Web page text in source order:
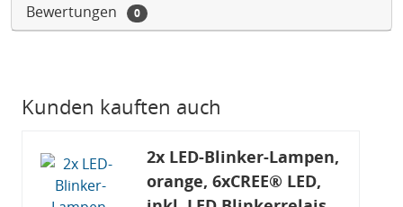
Bewertungen 0
Kunden kauften auch
2x LED-Blinker-Lampen,
orange, 6xCREE® LED,